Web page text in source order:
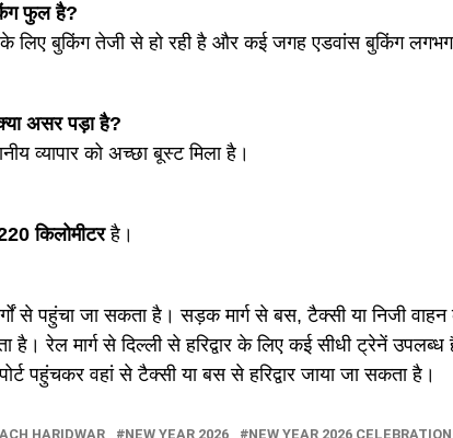
फुल है?
बुकिंग तेजी से हो रही है और कई जगह एडवांस बुकिंग
क्या असर पड़ा है?
व्यापार को अच्छा बूस्ट मिला है।
किलोमीटरहै।
से पहुंचा जा सकता है। सड़क मार्ग से बस, टैक्सी या निजी
है। रेल मार्ग से दिल्ली से हरिद्वार के लिए कई सीधी ट्रेनें उपलब्ध
पहुंचकर वहां से टैक्सी या बस से हरिद्वार जाया जा सकता है।
HARIDWAR NEW YEAR 2026 NEW YEAR 2026 CELEBRATION